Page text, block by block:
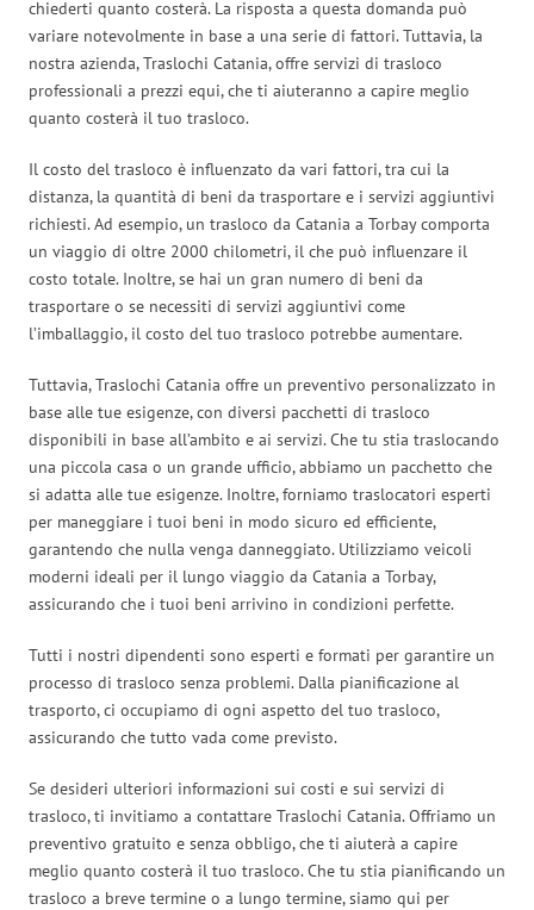
chiederti quanto costerà. La risposta a questa domanda può
variare notevolmente in base a una serie di fattori. Tuttavia, la
nostra azienda, Traslochi Catania, offre servizi di trasloco
professionali a prezzi equi, che ti aiuteranno a capire meglio
quanto costerà il tuo trasloco.
Il costo del trasloco è influenzato da vari fattori, tra cui la
distanza, la quantità di beni da trasportare e i servizi aggiuntivi
richiesti. Ad esempio, un trasloco da Catania a Torbay comporta
un viaggio di oltre 2000 chilometri, il che può influenzare il
costo totale. Inoltre, se hai un gran numero di beni da
trasportare o se necessiti di servizi aggiuntivi come
l’imballaggio, il costo del tuo trasloco potrebbe aumentare.
Tuttavia, Traslochi Catania offre un preventivo personalizzato in
base alle tue esigenze, con diversi pacchetti di trasloco
disponibili in base all’ambito e ai servizi. Che tu stia traslocando
una piccola casa o un grande ufficio, abbiamo un pacchetto che
si adatta alle tue esigenze. Inoltre, forniamo traslocatori esperti
per maneggiare i tuoi beni in modo sicuro ed efficiente,
garantendo che nulla venga danneggiato. Utilizziamo veicoli
moderni ideali per il lungo viaggio da Catania a Torbay,
assicurando che i tuoi beni arrivino in condizioni perfette.
Tutti i nostri dipendenti sono esperti e formati per garantire un
processo di trasloco senza problemi. Dalla pianificazione al
trasporto, ci occupiamo di ogni aspetto del tuo trasloco,
assicurando che tutto vada come previsto.
Se desideri ulteriori informazioni sui costi e sui servizi di
trasloco, ti invitiamo a contattare Traslochi Catania. Offriamo un
preventivo gratuito e senza obbligo, che ti aiuterà a capire
meglio quanto costerà il tuo trasloco. Che tu stia pianificando un
trasloco a breve termine o a lungo termine, siamo qui per